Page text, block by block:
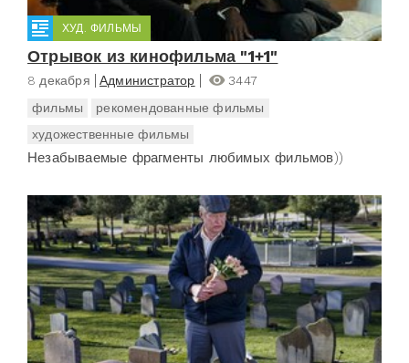
ХУД. ФИЛЬМЫ
Отрывок из кинофильма "1+1"
8 декабря Администратор
3447
фильмы
рекомендованные фильмы
художественные фильмы
Незабываемые фрагменты любимых фильмов))